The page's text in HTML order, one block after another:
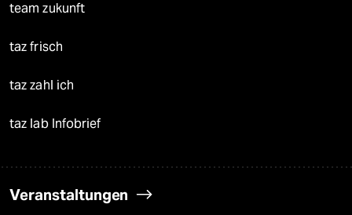
team zukunft
taz frisch
taz zahl ich
taz lab Infobrief
Veranstaltungen